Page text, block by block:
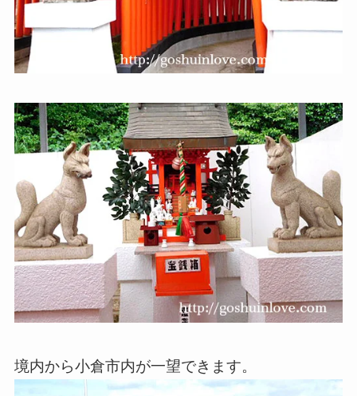
境内から小倉市内が一望できます。